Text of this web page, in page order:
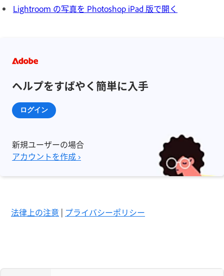
Lightroom の写真を Photoshop iPad 版で開く
ヘルプをすばやく簡単に入手
ログイン
新規ユーザーの場合
アカウントを作成 ›
法律上の注意 | プライバシーポリシー